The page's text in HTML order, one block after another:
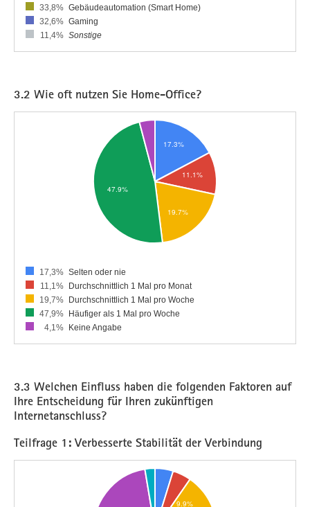
33,8% Gebäudeautomation (Smart Home)
32,6% Gaming
11,4% Sonstige
3.2 Wie oft nutzen Sie Home-Office?
17,3% Selten oder nie
11,1%
Durchschnittlich 1 Mal pro Monat
19,7%
Durchschnittlich 1 Mal pro Woche
47,9%
Häufiger als 1 Mal pro Woche
4,1%
Keine Angabe
3.3 Welchen Einfluss haben die folgenden Faktoren auf
Ihre Entscheidung für Ihren zukünftigen
Internetanschluss?
Teilfrage 1: Verbesserte Stabilität der Verbindung